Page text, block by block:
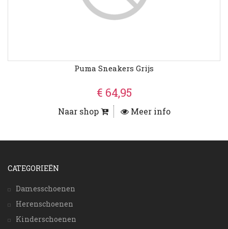
Puma Sneakers Grijs
€ 64,95
Naar shop Meer info
CATEGORIEËN
Damesschoenen
Herenschoenen
Kinderschoenen